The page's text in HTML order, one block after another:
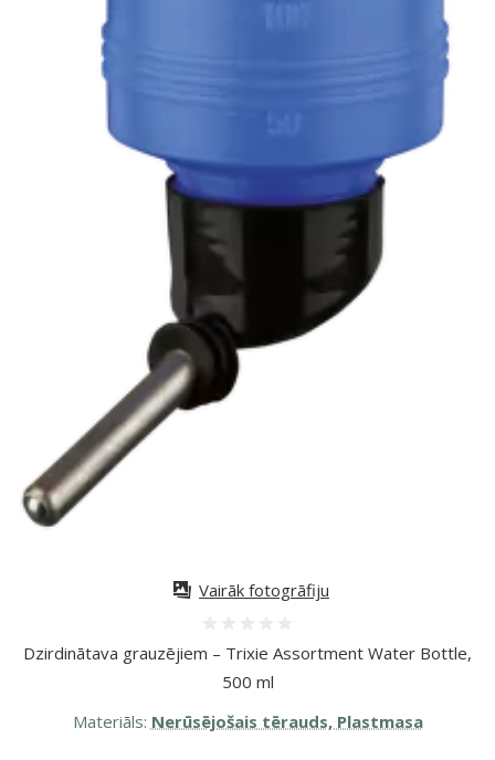
Dzirdinātava grauzējiem – Trixie Assortment Water Bottle,
500 ml
Materiāls: Nerūsējošais tērauds, Plastmasa
Vairāk fotogrāfiju